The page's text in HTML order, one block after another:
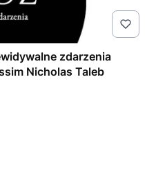
zdarzenia
naszym życiem. Nassim Nicholas Taleb